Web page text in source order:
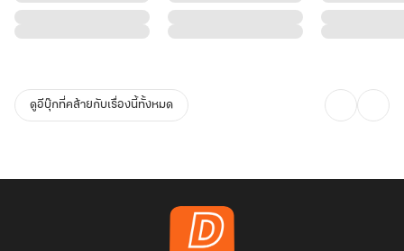
ดูอีบุ๊กที่คล้ายกับเรื่องนี้ทั้งหมด